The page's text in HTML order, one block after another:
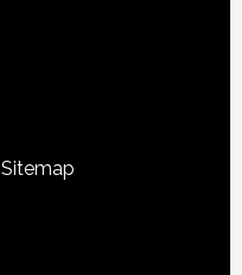
Sitemap